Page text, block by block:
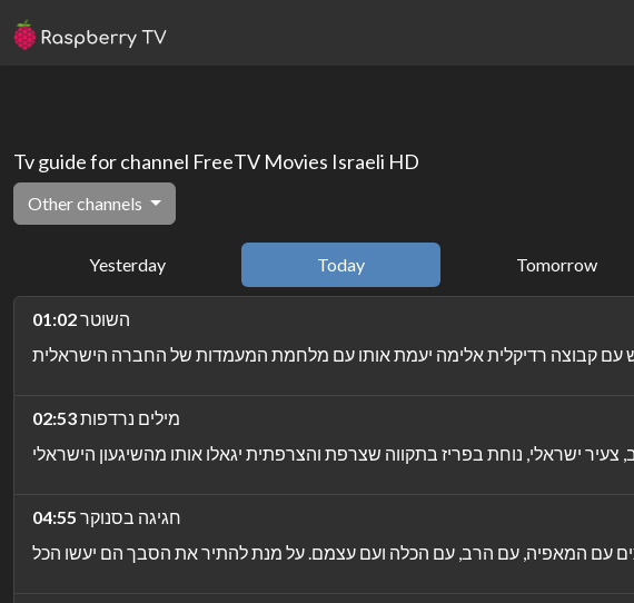
Tv guide for channel FreeTV Movies Israeli HD
Other channels
Yesterday Today Tomorrow
01:02השוטר
02:53מילים נרדפות
04:55 חגיגה בסנוקר